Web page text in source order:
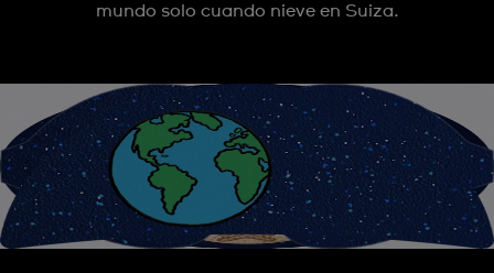
mundo solo cuando nieve en Suiza.